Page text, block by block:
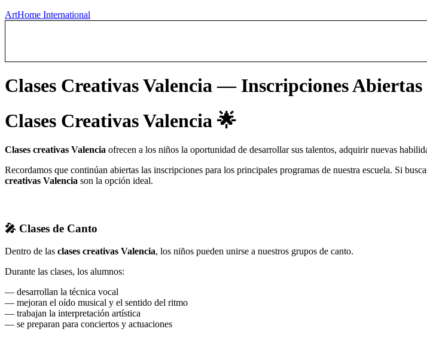
ArtHome International
Clases Creativas Valencia — Inscripciones
Clases Creativas Valencia 🌟
Clases creativas Valencia ofrecen a los niños la oportunidad de desarrollar sus talentos, adquirir nuevas
Recordamos que continúan abiertas las inscripciones para los principales programas de nuestra escuela. Si
creativas Valencia son la opción ideal.
🎤 Clases de Canto
Dentro de las clases creativas Valencia, los niños pueden unirse a nuestros grupos de canto.
Durante las clases, los alumnos:
— desarrollan la técnica vocal
— mejoran el oído musical y el sentido del ritmo
— trabajan la interpretación artística
— se preparan para conciertos y actuaciones